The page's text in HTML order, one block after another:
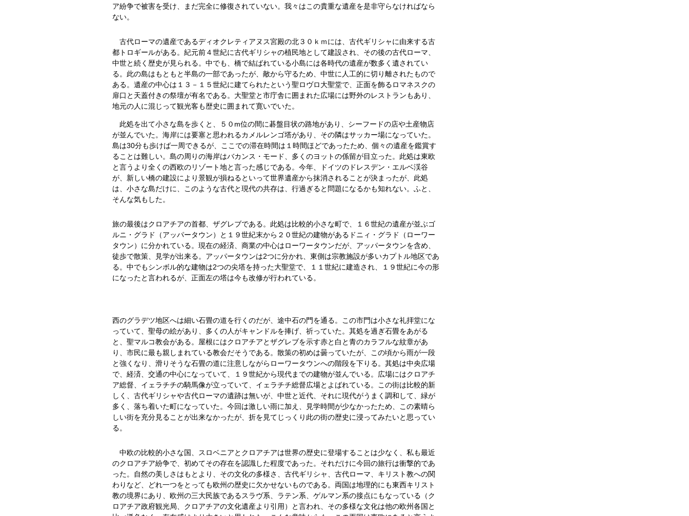
ア紛争で被害を受け、まだ完全に修復されていない。我々はこの貴重な遺産を是非守らなければなら
ない。
古代ローマの遺産であるディオクレティアヌス宮殿の北３０ｋｍには、古代ギリシャに由来する古
都トロギールがある。紀元前４世紀に古代ギリシャの植民地として建設され、その後の古代ローマ、
中世と続く歴史が見られる。中でも、橋で結ばれている小島には各時代の遺産が数多く遺されてい
る。此の島はもともと半島の一部であったが、敵から守るため、中世に人工的に切り離されたもので
ある。遺産の中心は１３－１５世紀に建てられたという聖ロヴロ大聖堂で、正面を飾るロマネスクの
扉口と天蓋付きの祭壇が有名である。大聖堂と市庁舎に囲まれた広場には野外のレストランもあり、
地元の人に混じって観光客も歴史に囲まれて寛いでいた。
此処を出て小さな島を歩くと、５０m位の間に碁盤目状の路地があり、シーフードの店や土産物店
が並んでいた。海岸には要塞と思われるカメルレンゴ塔があり、その隣はサッカー場になっていた。
島は30分も歩けば一周できるが、ここでの滞在時間は１時間ほどであったため、個々の遺産を鑑賞す
ることは難しい。島の周りの海岸はバカンス・モード、多くのヨットの係留が目立った。此処は東欧
と言うより全くの西欧のリゾート地と言った感じである。今年、ドイツのドレスデン・エルベ渓谷
が、新しい橋の建設により景観が損ねるといって世界遺産から抹消されることが決まったが、此処
は、小さな島だけに、このような古代と現代の共存は、行過ぎると問題になるかも知れない。ふと、
そんな気もした。
旅の最後はクロアチアの首都、ザグレブである。此処は比較的小さな町で、１６世紀の遺産が並ぶゴ
ルニ・グラド（アッパータウン）と１９世紀末から２０世紀の建物があるドニィ・グラド（ローワー
タウン）に分かれている。現在の経済、商業の中心はローワータウンだが、アッパータウンを含め、
徒歩で散策、見学が出来る。アッパータウンは2つに分かれ、東側は宗教施設が多いカプトル地区であ
る。中でもシンボル的な建物は2つの尖塔を持った大聖堂で、１１世紀に建造され、１９世紀に今の形
になったと言われるが、正面左の塔は今も改修が行われている。
西のグラデツ地区へは細い石畳の道を行くのだが、途中石の門を通る。この市門は小さな礼拝堂にな
っていて、聖母の絵があり、多くの人がキャンドルを捧げ、祈っていた。其処を過ぎ石畳をあがる
と、聖マルコ教会がある。屋根にはクロアチアとザグレブを示す赤と白と青のカラフルな紋章があ
り、市民に最も親しまれている教会だそうである。散策の初めは曇っていたが、この頃から雨が一段
と強くなり、滑りそうな石畳の道に注意しながらローワータウンへの階段を下りる。其処は中央広場
で、経済、交通の中心になっていて、１９世紀から現代までの建物が並んでいる。広場にはクロアチ
ア総督、イェラチチの騎馬像が立っていて、イェラチチ総督広場とよばれている。この街は比較的新
しく、古代ギリシャや古代ローマの遺跡は無いが、中世と近代、それに現代がうまく調和して、緑が
多く、落ち着いた町になっていた。今回は激しい雨に加え、見学時間が少なかったため、この素晴ら
しい街を充分見ることが出来なかったが、折を見てじっくり此の街の歴史に浸ってみたいと思ってい
る。
中欧の比較的小さな国、スロベニアとクロアチアは世界の歴史に登場することは少なく、私も最近
のクロアチア紛争で、初めてその存在を認識した程度であった。それだけに今回の旅行は衝撃的であ
った。自然の美しさはもとより、その文化の多様さ、古代ギリシャ、古代ローマ、キリスト教への関
わりなど、どれ一つをとっても欧州の歴史に欠かせないものである。両国は地理的にも東西キリスト
教の境界にあり、欧州の三大民族であるスラヴ系、ラテン系、ゲルマン系の接点にもなっている（ク
ロアチア政府観光局、クロアチアの文化遺産より引用）と言われ、その多様な文化は他の欧州各国と